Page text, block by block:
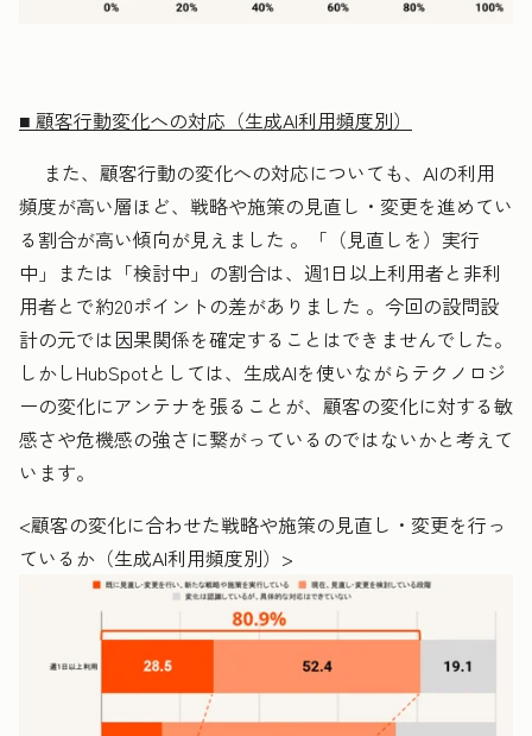
■ 顧客行動変化への対応（生成AI利用頻度別）
また、顧客行動の変化への対応についても、AIの利用
頻度が高い層ほど、戦略や施策の見直し・変更を進めてい
る割合が高い傾向が見えました 。「（見直しを）実行
中」または「検討中」の割合は、週1日以上利用者と非利
用者とで約20ポイントの差がありました 。今回の設問設
計の元では因果関係を確定することはできませんでした。
しかしHubSpotとしては、生成AIを使いながらテクノロジ
ーの変化にアンテナを張ることが、顧客の変化に対する敏
感さや危機感の強さに繋がっているのではないかと考えて
います。
<顧客の変化に合わせた戦略や施策の見直し・変更を行っ
ているか（生成AI利用頻度別）>